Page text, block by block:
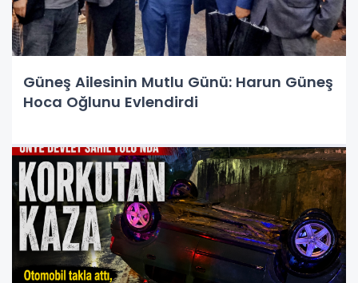
Güneş Ailesinin Mutlu Günü: Harun Güneş
Hoca Oğlunu Evlendirdi